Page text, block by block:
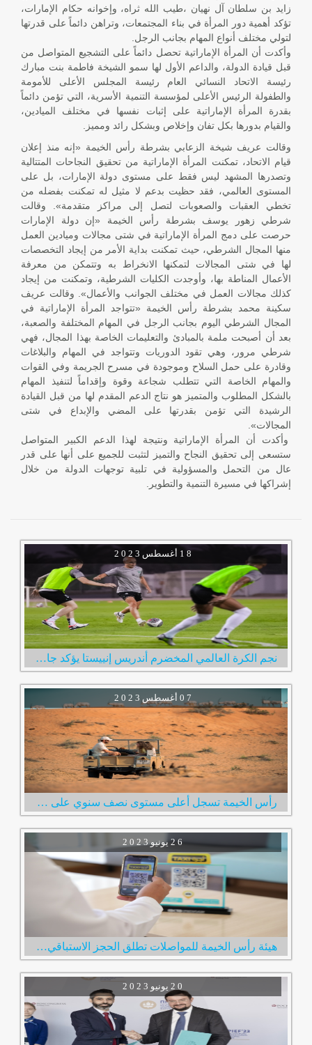
زايد بن سلطان آل نهيان ،طيب الله ثراه، وإخوانه حكام الإمارات،
تؤكد أهمية دور المرأة في بناء المجتمعات، وتراهن دائماً على قدرتها
لتولي مختلف أنواع المهام بجانب الرجل.
وأكدت أن المرأة الإماراتية تحصل دائماً على التشجيع المتواصل من
قبل قيادة الدولة، والداعم الأول لها سمو الشيخة فاطمة بنت مبارك
رئيسة الاتحاد النسائي العام رئيسة المجلس الأعلى للأمومة
والطفولة الرئيس الأعلى لمؤسسة التنمية الأسرية، التي تؤمن دائماً
بقدرة المرأة الإماراتية على إثبات نفسها في مختلف الميادين،
والقيام بدورها بكل تفان وإخلاص وبشكل رائد ومميز.
وقالت عريف شيخة الزعابي بشرطة رأس الخيمة «إنه منذ إعلان
قيام الاتحاد، تمكنت المرأة الإماراتية من تحقيق النجاحات المتتالية
وتصدرها المشهد ليس فقط على مستوى دولة الإمارات، بل على
المستوى العالمي، فقد حظيت بدعم لا مثيل له تمكنت بفضله من
تخطي العقبات والصعوبات لتصل إلى مراكز متقدمة». وقالت
شرطي زهور يوسف بشرطة رأس الخيمة «إن دولة الإمارات
حرصت على دمج المرأة الإماراتية في شتى مجالات وميادين العمل
منها المجال الشرطي، حيث تمكنت بداية الأمر من إيجاد التخصصات
لها في شتى المجالات لتمكنها الانخراط به وتتمكن من معرفة
الأعمال المناطة بها، وأوجدت الكليات الشرطية، وتمكنت من إيجاد
كذلك مجالات العمل في مختلف الجوانب والأعمال». وقالت عريف
سكينة محمد بشرطة رأس الخيمة «تتواجد المرأة الإماراتية في
المجال الشرطي اليوم بجانب الرجل في المهام المختلفة والصعبة،
بعد أن أصبحت ملمة بالمبادئ والتعليمات الخاصة بهذا المجال، فهي
شرطي مرور، وهي تقود الدوريات وتتواجد في المهام والبلاغات
وقادرة على حمل السلاح وموجودة في مسرح الجريمة وفي القوات
والمهام الخاصة التي تتطلب شجاعة وقوة وإقداماً لتنفيذ المهام
بالشكل المطلوب والمتميز هو نتاج الدعم المقدم لها من قبل القيادة
الرشيدة التي تؤمن بقدرتها على المضي والإبداع في شتى
المجالات».
وأكدت أن المرأة الإماراتية ونتيجة لهذا الدعم الكبير المتواصل
ستسعى إلى تحقيق النجاح والتميز لتثبت للجميع على أنها على قدر
عال من التحمل والمسؤولية في تلبية توجهات الدولة من خلال
إشراكها في مسيرة التنمية والتطوير.
2 0 2 3 1 8
نجم الكرة العالمي المخضرم أندريس إنييستا يؤكد جاهزيته لخوض أولى مبارياته مع نادي الإمارات
2 0 2 3 0 7
رأس الخيمة تسجل أعلى مستوى نصف سنوي على الإطلاق في عدد الزوار الإمارة استقبلت 600 ألف زائر خلال النصف الأول من العام
2 0 2 3 يونيو2 6
هيئة رأس الخيمة للمواصلات تطلق الحجز الاستباقي لخدمة مركبات الأجرة عبر رمز الاستجابة السريع
2 0 2 3 2 0